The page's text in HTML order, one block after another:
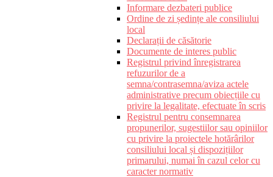
Informare dezbateri publice
Ordine de zi ședințe ale consiliului
local
Declarații de căsătorie
Documente de interes public
Registrul privind înregistrarea
refuzurilor de a
semna/contrasemna/aviza actele
administrative precum obiecțiile cu
privire la legalitate, efectuate în scris
Registrul pentru consemnarea
propunerilor, sugestiilor sau opiniilor
cu privire la proiectele hotărârilor
consiliului local și dispozițiilor
primarului, numai în cazul celor cu
caracter normativ